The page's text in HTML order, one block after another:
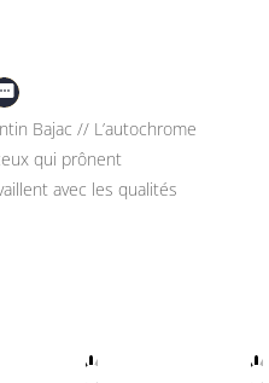
Bajac // L’autochrome
qui prônent
avec les qualités